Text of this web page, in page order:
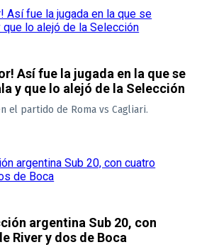
Así fue la jugada en la que se
y que lo alejó de la Selección
el partido de Roma vs Cagliari.
argentina Sub 20, con
River y dos de Boca